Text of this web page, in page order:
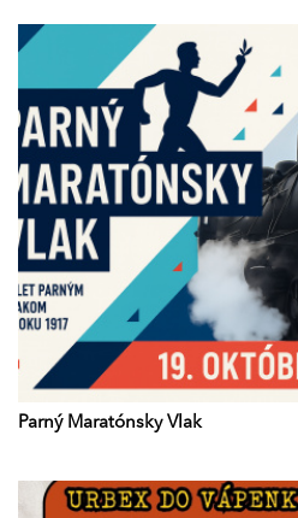
Parný Maratónsky Vlak